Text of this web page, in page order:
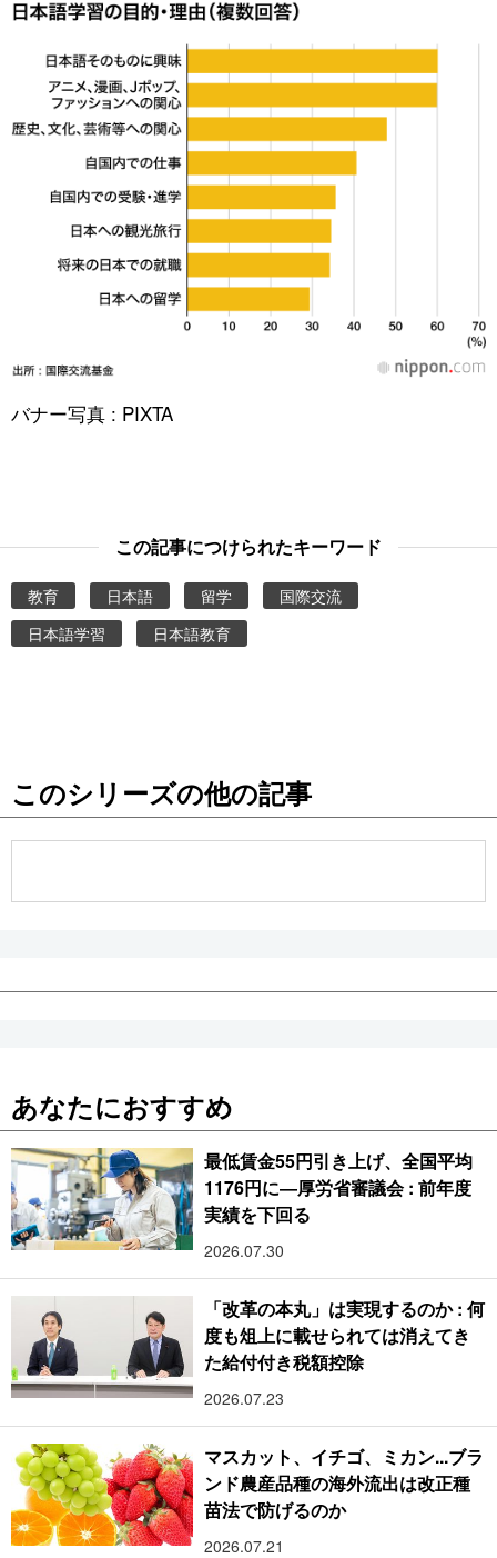
バナー写真 : PIXTA
この記事につけられたキーワード
教育 日本語 留学
国際交流
日本語学習
日本語教育
このシリーズの他の記事
あなたにおすすめ
最低賃金55円引き上げ、全国平均
1176円に―厚労省審議会 : 前年度
実績を下回る
2026.07.30
「改革の本丸」は実現するのか : 何
度も俎上に載せられては消えてき
た給付付き税額控除
2026.07.23
マスカット、イチゴ、ミカン...ブラ
ンド農産品種の海外流出は改正種
苗法で防げるのか
2026.07.21